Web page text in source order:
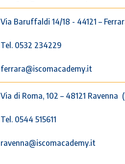
Via Baruffaldi 14/18 - 44121 –
Tel. 0532 234229
ferrara@iscomacademy.it
Via di Roma, 102 – 48121 Ravenna
Tel. 0544 515611
ravenna@iscomacademy.it